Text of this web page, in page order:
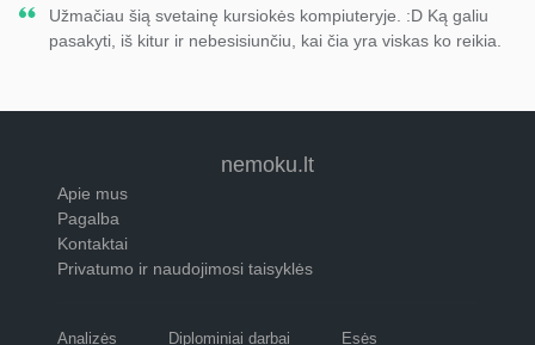
Užmačiau šią svetainę kursiokės kompiuteryje. :D Ką galiu
pasakyti, iš kitur ir nebesisiunčiu, kai čia yra viskas ko reikia.
nemoku.lt
Apie mus
Pagalba
Kontaktai
Privatumo ir naudojimosi taisyklės
Analizės Diplominiai darbai Esės